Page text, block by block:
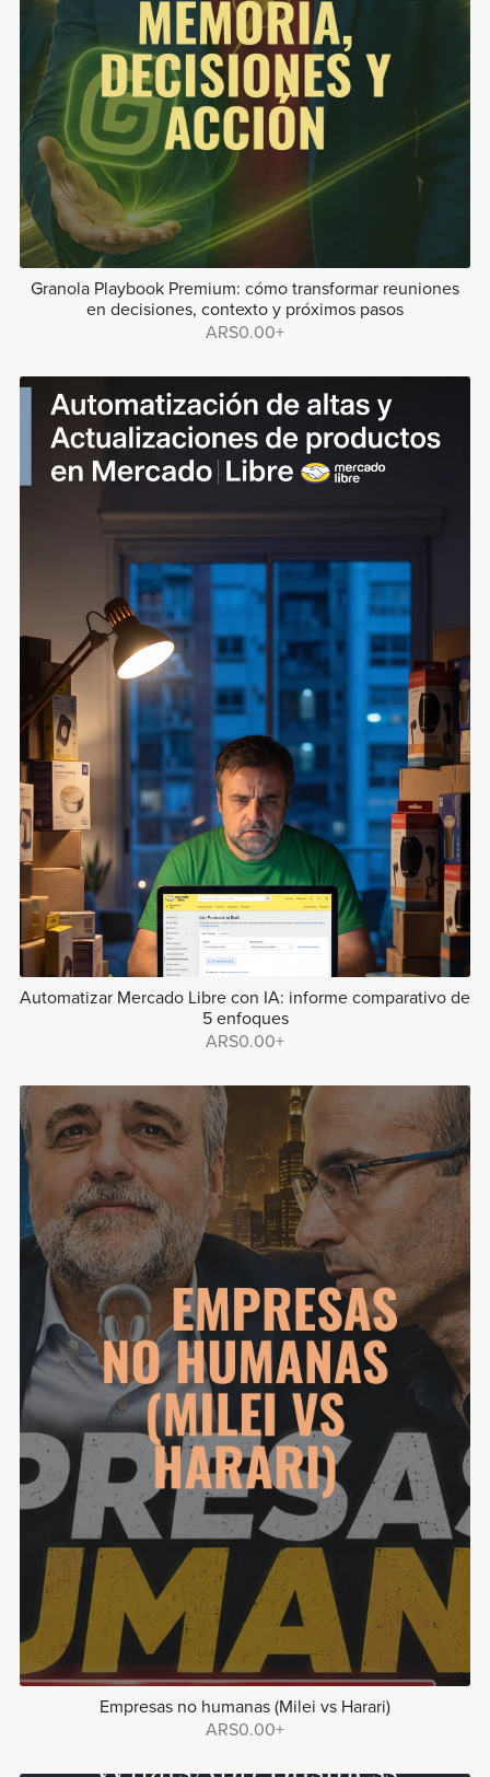
Granola Playbook Premium: cómo transformar reuniones
en decisiones, contexto y próximos pasos
ARS0.00+
Automatizar Mercado Libre con IA: informe comparativo de
5 enfoques
ARS0.00+
Empresas no humanas (Milei vs Harari)
ARS0.00+